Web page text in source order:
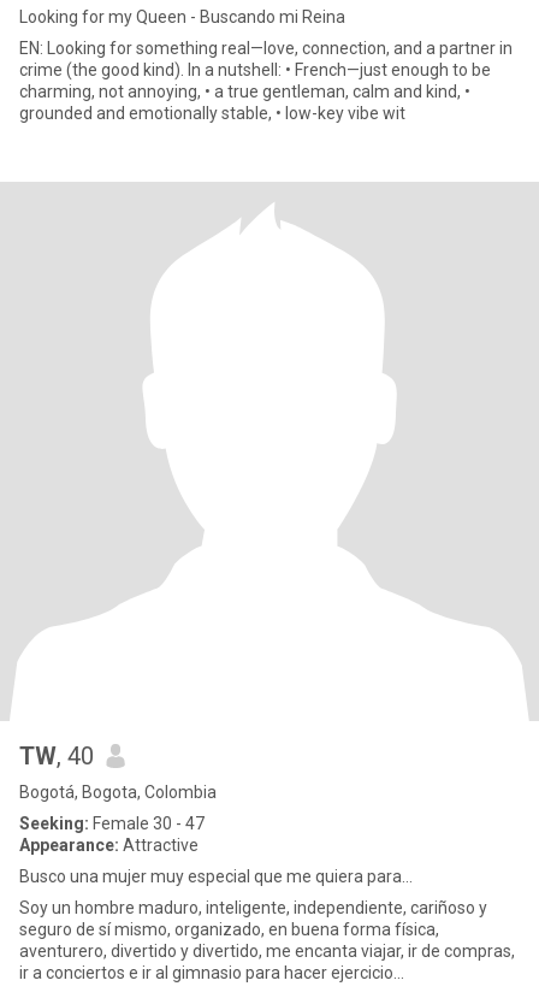
Looking for my Queen - Buscando mi Reina
EN: Looking for something real—love, connection, and a partner in
crime (the good kind). In a nutshell: • French—just enough to be
charming, not annoying, • a true gentleman, calm and kind, •
grounded and emotionally stable, • low-key vibe wit
TW, 40
Bogotá, Bogota, Colombia
Seeking: Female 30 - 47
Appearance: Attractive
Busco una mujer muy especial que me quiera para…
Soy un hombre maduro, inteligente, independiente, cariñoso y
seguro de sí mismo, organizado, en buena forma física,
aventurero, divertido y divertido, me encanta viajar, ir de compras,
ir a conciertos e ir al gimnasio para hacer ejercicio...